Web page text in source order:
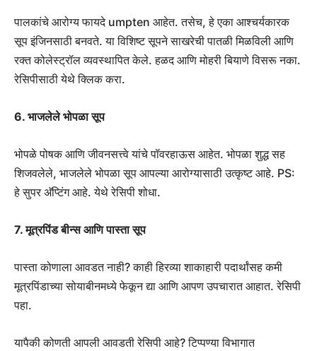
पालकांचे आरोग्य फायदे umpten आहेत. तसेच, हे एका आश्चर्यकारक
सूप इंजिनसाठी बनवते. या विशिष्ट सूपने साखरेची पातळी मिळविली आणि
रक्त कोलेस्ट्रॉल व्यवस्थापित केले. हळद आणि मोहरी बियाणे विसरू नका.
रेसिपीसाठी येथे क्लिक करा.
6. भाजलेले भोपळा सूप
भोपळे पोषक आणि जीवनसत्त्वे यांचे पॉवरहाऊस आहेत. भोपळा शुद्ध सह
शिजवलेले, भाजलेले भोपळा सूप आपल्या आरोग्यासाठी उत्कृष्ट आहे. PS:
हे सुपर अ‍ॅप्टिंग आहे. येथे रेसिपी शोधा.
7. मूत्रपिंड बीन्स आणि पास्ता सूप
पास्ता कोणाला आवडत नाही? काही हिरव्या शाकाहारी पदार्थांसह कमी
मूत्रपिंडाच्या सोयाबीनमध्ये फेकून द्या आणि आपण उपचारात आहात. रेसिपी
पहा.
यापैकी कोणती आपली आवडती रेसिपी आहे? टिप्पण्या विभागात